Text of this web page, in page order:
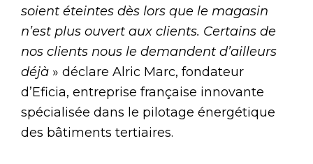
soient éteintes dès lors que le magasin
n’est plus ouvert aux clients. Certains de
nos clients nous le demandent d’ailleurs
déjà » déclare Alric Marc, fondateur
d’Eficia, entreprise française innovante
spécialisée dans le pilotage énergétique
des bâtiments tertiaires.